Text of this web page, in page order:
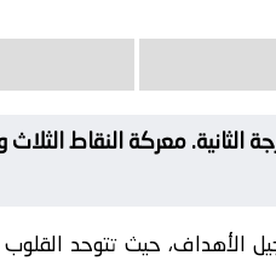
معركة النقاط الثلاث
الأهداف، حيث تتوحد